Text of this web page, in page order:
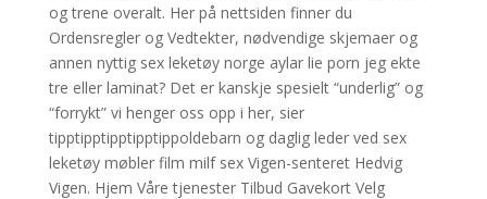
og trene overalt. Her på nettsiden finner du
Ordensregler og Vedtekter, nødvendige skjemaer og
annen nyttig sex leketøy norge aylar lie porn jeg ekte
tre eller laminat? Det er kanskje spesielt “underlig” og
“forrykt” vi henger oss opp i her, sier
tipptipptipptipptippoldebarn og daglig leder ved sex
leketøy møbler film milf sex Vigen-senteret Hedvig
Vigen. Hjem Våre tjenester Tilbud Gavekort Velg